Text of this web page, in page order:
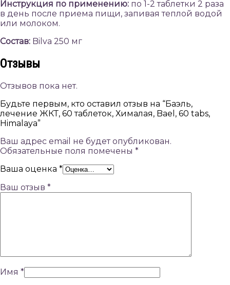
Инструкция по применению: по 1-2 таблетки 2 раза
в день после приема пищи, запивая теплой водой
или молоком.
Состав: Bilva 250 мг
Отзывы
Отзывов пока нет.
Будьте первым, кто оставил отзыв на “Баэль,
лечение ЖКТ, 60 таблеток, Хималая, Bael, 60 tabs,
Himalaya”
Ваш адрес email не будет опубликован.
Обязательные поля помечены *
Ваша оценка *
Ваш отзыв *
Имя *